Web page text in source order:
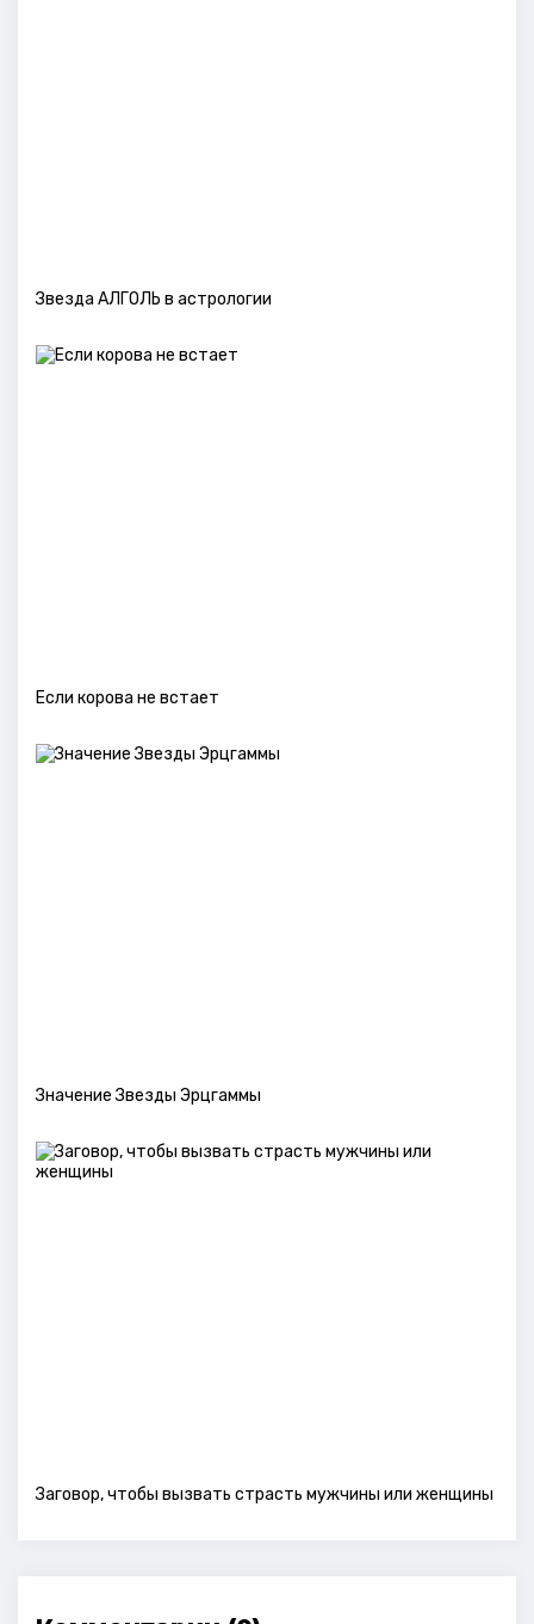
Звезда АЛГОЛЬ в астрологии
Если корова не встает
Значение Звезды Эрцгаммы
Заговор, чтобы вызвать страсть мужчины или женщины